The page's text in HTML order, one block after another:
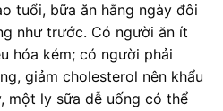
tuổi, bữa ăn hằng ngày đôi
như trước. Có người ăn ít
hóa kém; có người phải
giảm cholesterol nên khẩu
một ly sữa dễ uống có thể